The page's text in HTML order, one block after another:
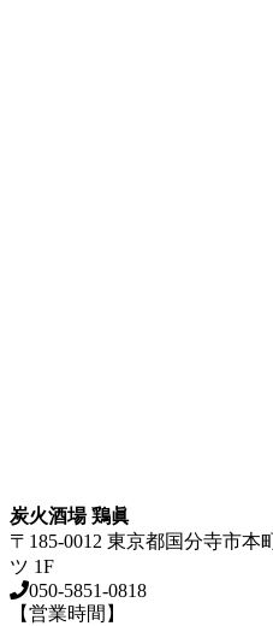
炭火酒場 鶏眞
〒185-0012 東京都国分寺市本
ツ 1F
050-5851-0818
【営業時間】